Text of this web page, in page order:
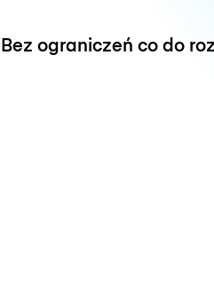
Bez ograniczeń co do